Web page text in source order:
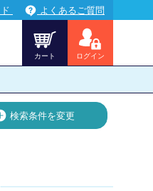
よくあるご質問
カート ログイン
検索条件を変更